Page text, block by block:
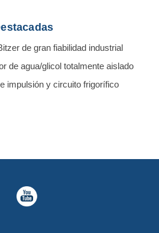
de gran fiabilidad industrial
de agua/glicol totalmente aislado
impulsión y circuito frigorífico